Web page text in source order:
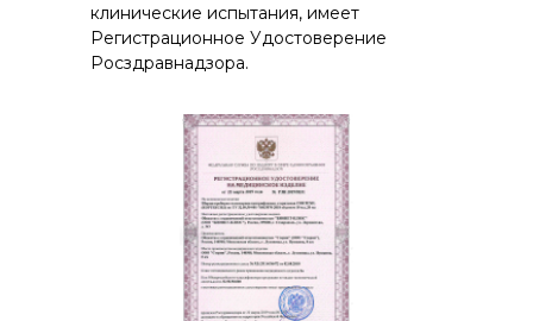
клинические испытания, имеет
Регистрационное Удостоверение
Росздравнадзора.